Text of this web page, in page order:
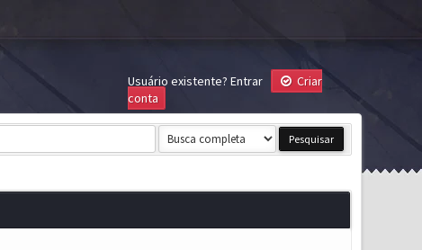
Usuário existente? Entrar
Criar
conta